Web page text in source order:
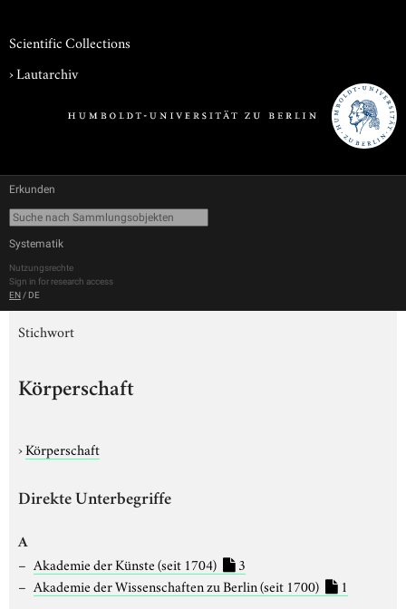
Scientific Collections
›Lautarchiv
Erkunden
Systematik
Nutzungsrechte
Sign in for research access
EN / DE
Stichwort
Körperschaft
›Körperschaft
Direkte Unterbegriffe
A
Akademie der Künste (seit 1704)
3
Akademie der Wissenschaften zu Berlin (seit 1700)
1